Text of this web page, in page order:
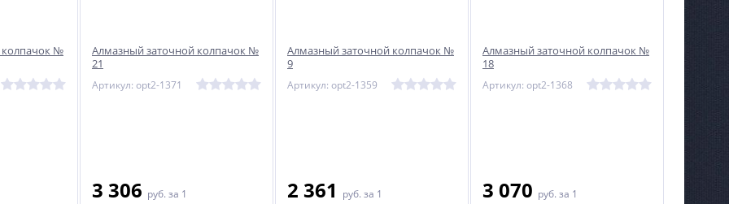
колпачок №
Алмазный заточной колпачок №
21
Артикул: opt2-1371
3 306 руб. за 1
Алмазный заточной колпачок №
9
Артикул: opt2-1359
2 361 руб. за 1
Алмазный заточной колпачок №
18
Артикул: opt2-1368
3 070 руб. за 1